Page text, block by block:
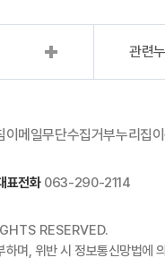
관련
이메일무단수집거부누리집
표전화063-290-2114
RESERVED.
며, 위반 시 정보통신망법에